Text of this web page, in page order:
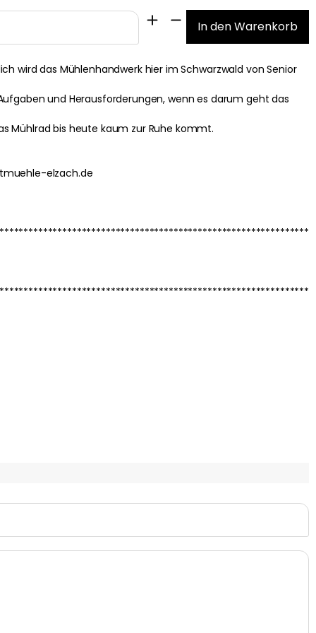
wird das Mühlenhandwerk hier im Schwarzwald von Senior
und Herausforderungen, wenn es darum geht das
Mühlrad bis heute kaum zur Ruhe kommt.
elzach.de